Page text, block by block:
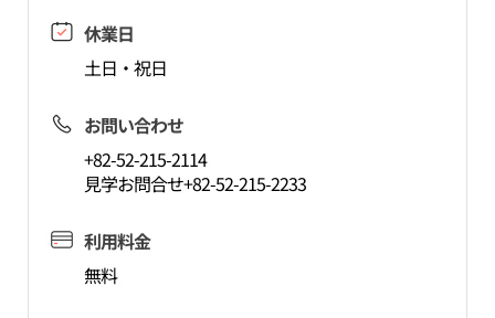
休業日
土日・祝日
お問い合わせ
+82-52-215-2114
見学お問合せ+82-52-215-2233
利用料金
無料